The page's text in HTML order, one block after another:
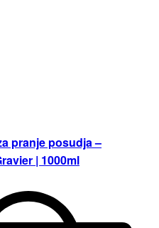
pranje posudja –
| 1000ml